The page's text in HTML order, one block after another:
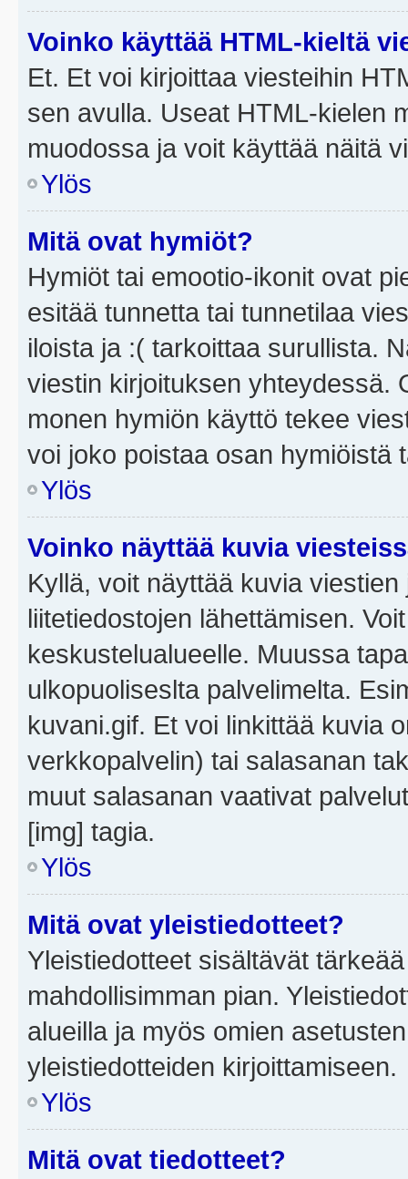
Voinko käyttää HTML-kieltä
Et. Et voi kirjoittaa viesteihin
sen avulla. Useat HTML-kielen
muodossa ja voit käyttää näitä
Ylös
Mitä ovat hymiöt?
Hymiöt tai emootio-ikonit ovat
esitää tunnetta tai tunnetilaa
iloista ja :( tarkoittaa surullista.
viestin kirjoituksen yhteydessä.
monen hymiön käyttö tekee
voi joko poistaa osan hymiöistä
Ylös
Voinko näyttää kuvia
Kyllä, voit näyttää kuvia
liitetiedostojen lähettämisen.
keskustelualueelle. Muussa
ulkopuoliseslta palvelimelta.
kuvani.gif. Et voi linkittää kuvia
verkkopalvelin) tai salasanan
muut salasanan vaativat
[img] tagia.
Ylös
Mitä ovat yleistiedotteet?
Yleistiedotteet sisältävät
mahdollisimman pian.
alueilla ja myös omien
yleistiedotteiden kirjoittamiseen.
Ylös
Mitä ovat tiedotteet?